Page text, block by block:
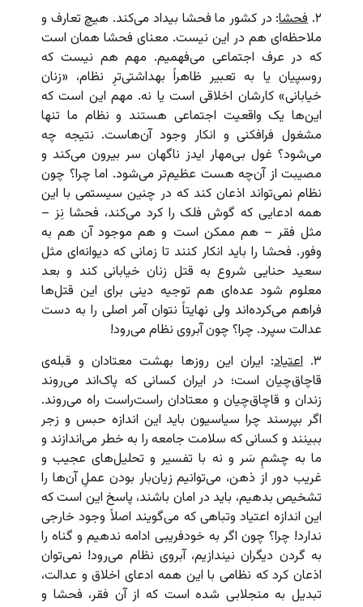
۲. فحشا: در کشور ما فحشا بیداد می‌کند. هیچ تعارف و
ملاحظه‌ای هم در این نیست. معنای فحشا همان است
که در عرف اجتماعی می‌فهمیم. مهم هم نیست که
روسپیان یا به تعبیر ظاهراً بهداشتی‌ترِ نظام، «زنان
خیابانی» کارشان اخلاقی است یا نه. مهم این است که
این‌ها یک واقعیت اجتماعی هستند و نظام ما تنها
مشغول فرافکنی و انکار وجود آن‌هاست. نتیجه چه
می‌شود؟ غول بی‌مهار ایدز ناگهان سر بیرون می‌کند و
مصیبت از آن‌چه هست عظیم‌تر می‌شود. اما چرا؟ چون
نظام نمی‌تواند اذعان کند که در چنین سیستمی با این
همه ادعایی که گوش فلک را کرد می‌کند، فحشا نِز –
مثل فقر – هم ممکن است و هم موجود آن هم به
وفور. فحشا را باید انکار کنند تا زمانی که دیوانه‌ای مثل
سعید حنایی شروع به قتل زنان خیابانی کند و بعد
معلوم شود عده‌ای هم توجیه دینی برای این قتل‌ها
فراهم می‌کرده‌اند ولی نهایتاً نتوان آمر اصلی را به دست
عدالت سپرد. چرا؟ چون آبروی نظام می‌رود!
۳. اعتیاد: ایران این روزها بهشت معتادان و قبله‌ی
قاچاق‌چیان است؛ در ایران کسانی که پاک‌اند می‌روند
زندان و قاچاق‌چیان و معتادان راست‌راست راه می‌روند.
اگر بپرسند چرا سیاسیون باید این اندازه حبس و زجر
ببینند و کسانی که سلامت جامعه را به خطر می‌اندازند و
ما به چشمِ سَر و نه با تفسیر و تحلیل‌های عجیب و
غریب دور از ذهن، می‌توانیم زیان‌بار بودن عملِ آن‌ها را
تشخیص بدهیم، باید در امان باشند، پاسخ این است که
این اندازه اعتیاد وتباهی که می‌گویند اصلاً وجود خارجی
ندارد! چرا؟ چون اگر به خودفریبی ادامه ندهیم و گناه را
به گردن دیگران نیندازیم، آبروی نظام می‌رود! نمی‌توان
اذعان کرد که نظامی با این همه ادعای اخلاق و عدالت،
تبدیل به منجلابی شده است که از آن فقر، فحشا و